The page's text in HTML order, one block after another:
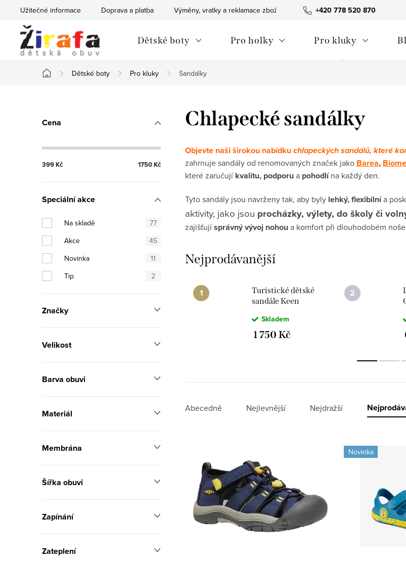
obsah
+420 778 520 870
Užitečné informace Doprava a platba Výměny, vratky a reklamace zboží Obchodní podmínky
Dětské boty Pro holky Pro kluky
Domů
Dětské boty Pro kluky Sandálky
P
s
r
a
n
n
í
a
e
l
Cena
399Kč 1750Kč
Speciální akce
Na skladě
77
Akce
45
Novinka
11
Tip
2
Značky
Velikost
Barva obuvi
Materiál
Membrána
Šířka obuvi
Zapínání
Zateplení
Chlapecké sandálky
Objevte naši širokou nabídkuchlapeckých sandálů, které
zahrnuje sandály od renomovaných značek jako Barea,
které zaručujíkvalitu, podporua pohodlína každý den.
Tyto sandály jsou navrženy tak, aby byly lehký, flexibilnía
aktivity, jako jsou procházky, výlety, do školy či
zajišťujísprávný vývoj nohoua komfort při dlouhodobém
Nejprodávanější
Turistické dětské
sandále Keen
Academy a Keen
Yellow
Skladem
1 750 Kč
Ř
Abecedně Nejlevnější Nejdražší
Novinka